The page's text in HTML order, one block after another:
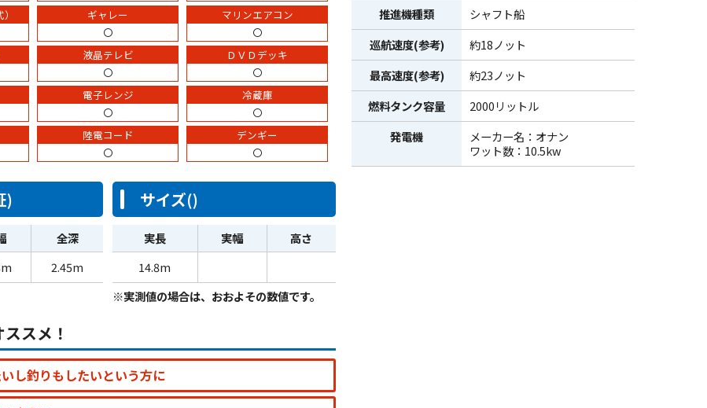
ギャレー
〇
マリンエアコン
〇
液晶テレビ
〇
ＤＶＤデッキ
〇
電子レンジ
〇
冷蔵庫
〇
陸電コード
〇
デンギー
〇
)
全深
2.45m
サイズ()
実長 実幅
高さ
14.8m
※実測値の場合は、おおよその数値です。
スメ！
し釣りもしたいという方に
推進機種類
シャフト船
巡航速度(参考)
約18ノット
最高速度(参考)
約23ノット
燃料タンク容量
2000リットル
発電機
メーカー名：オナン
ワット数：10.5kw